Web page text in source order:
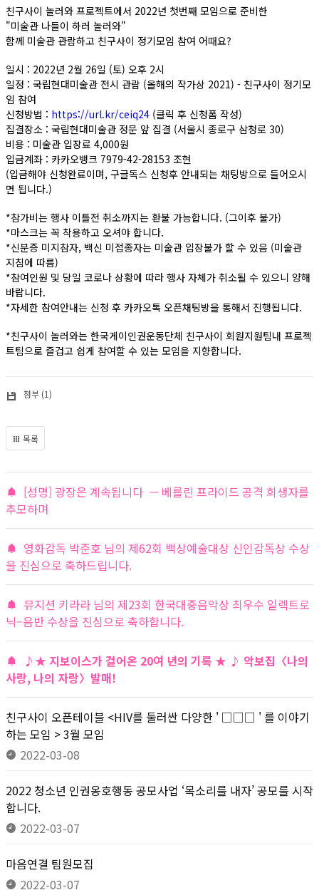
친구사이 놀러와 프로젝트에서 2022년 첫번째 모임으로 준비한
"미술관 나들이 하러 놀러와"
함께 미술관 관람하고 친구사이 정기모임 참여 어때요?
일시 : 2022년 2월 26일 (토) 오후 2시
일정 : 국립현대미술관 전시 관람 (올해의 작가상 2021) - 친구사이 정기모
임 참여
신청방법 : https://url.kr/ceiq24 (클릭 후 신청폼 작성)
집결장소 : 국립현대미술관 정문 앞 집결 (서울시 종로구 삼청로 30)
비용 : 미술관 입장료 4,000원
입금계좌 : 카카오뱅크 7979-42-28153 조현
(입금해야 신청완료이며, 구글독스 신청후 안내되는 채팅방으로 들어오시
면 됩니다.)
*참가비는 행사 이틀전 취소까지는 환불 가능합니다. (그이후 불가)
*마스크는 꼭 착용하고 오셔야 합니다.
*신분증 미지참자, 백신 미접종자는 미술관 입장불가 할 수 있음 (미술관
지침에 따름)
*참여인원 및 당일 코로나 상황에 따라 행사 자체가 취소될 수 있으니 양해
바랍니다.
*자세한 참여안내는 신청 후 카카오톡 오픈채팅방을 통해서 진행됩니다.
*친구사이 놀러와는 한국게이인권운동단체 친구사이 회원지원팀내 프로젝
트팀으로 즐겁고 쉽게 참여할 수 있는 모임을 지향합니다.
첨부 (1)
목록
[성명] 광장은 계속됩니다 — 베를린 프라이드 공격 희생자를
추모하며
영화감독 박준호 님의 제62회 백상예술대상 신인감독상 수상
을 진심으로 축하드립니다.
뮤지션 키라라 님의 제23회 한국대중음악상 최우수 일렉트로
닉–음반 수상을 진심으로 축하합니다.
♪★ 지보이스가 걸어온 20여 년의 기록 ★ ♪ 악보집〈나의
사랑, 나의 자랑〉발매!
친구사이 오픈테이블 <HIV를 둘러싼 다양한 ' □□□ ' 를 이야기
하는 모임 > 3월 모임
2022-03-08
2022 청소년 인권옹호행동 공모사업 ‘목소리를 내자’ 공모를 시작
합니다.
2022-03-07
마음연결 팀원모집
2022-03-07